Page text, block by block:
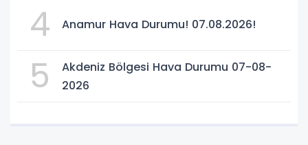
4 Anamur Hava Durumu! 07.08.2026!
5
Akdeniz Bölgesi Hava Durumu 07-08-
2026